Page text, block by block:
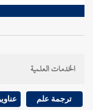
الخدمات العلمية
ترجمة علم